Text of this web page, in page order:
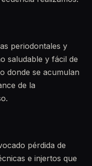
periodontales y
saludable y fácil de
donde se acumulan
de la
pérdida de
e injertos que